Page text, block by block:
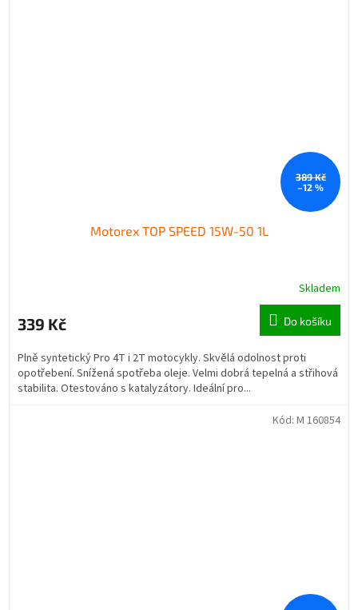
389 Kč
–12 %
Motorex TOP SPEED 15W-50 1L
Skladem
339 Kč Do košíku
Plně syntetický Pro 4T i 2T motocykly. Skvělá odolnost proti
opotřebení. Snížená spotřeba oleje. Velmi dobrá tepelná a střihová
stabilita. Otestováno s katalyzátory. Ideální pro...
Kód: M 160854